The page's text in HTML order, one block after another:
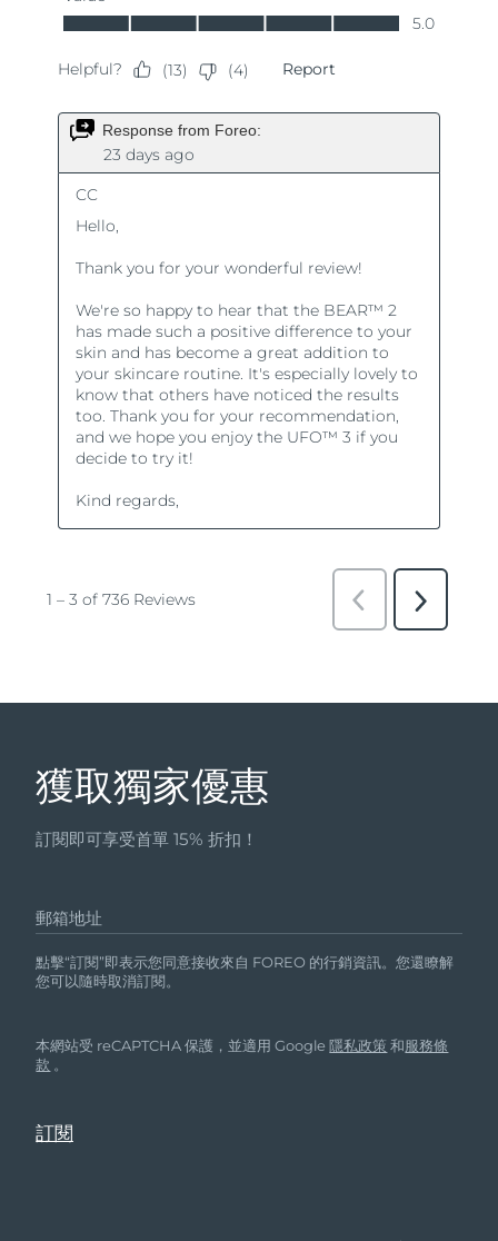
獲取獨家優惠
訂閱即可享受首單 15% 折扣！
郵箱地址
點擊“訂閱”即表示您同意接收來自 FOREO 的行銷資訊。您還瞭解
您可以隨時取消訂閱。
本網站受 reCAPTCHA 保護，並適用 Google隱私政策 和服務條
款 。